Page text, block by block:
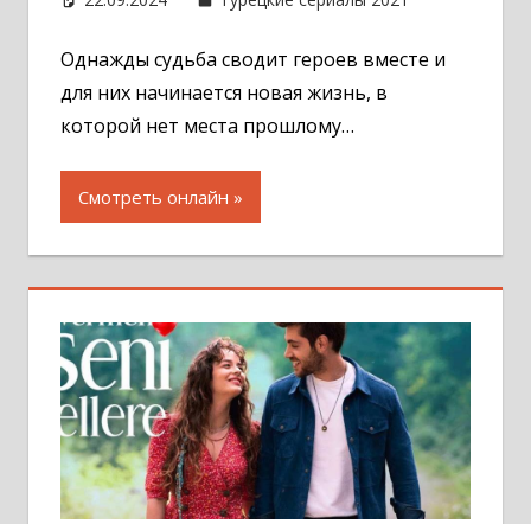
Однажды судьба сводит героев вместе и
для них начинается новая жизнь, в
которой нет места прошлому…
Смотреть онлайн